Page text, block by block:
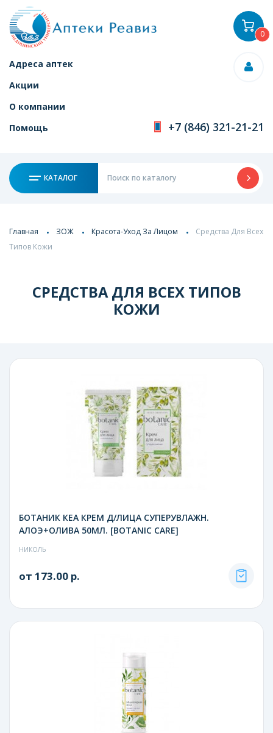
Адреса аптек
Акции
О компании
Помощь
+7 (846) 321-21-21
КАТАЛОГ
0
Главная ЗОЖ Красота-Уход За Лицом
Средства Для Всех
Типов Кожи
СРЕДСТВА ДЛЯ ВСЕХ ТИПОВ
КОЖИ
БОТАНИК КЕА КРЕМ Д/ЛИЦА СУПЕРУВЛАЖН.
АЛОЭ+ОЛИВА 50МЛ. [BOTANIC CARE]
НИКОЛЬ
от 173.00 р.